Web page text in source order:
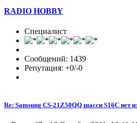
RADIO HOBBY
Специалист
Сообщений: 1439
Репутация: +0/-0
Re: Samsung CS-21Z50QQ шасси S16C нет